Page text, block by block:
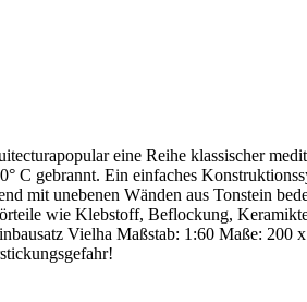
eine Reihe klassischer
C gebrannt. Ein einfaches
mit unebenen Wänden aus Tonstein
wie Klebstoff, Beflockung,
Vielha Maßstab: 1:60 Maße: